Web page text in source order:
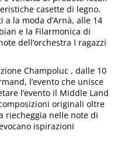
casette di legno.
la moda d’Arnà, alle 14
e la Filarmonica di
dell’orchestra I ragazzi
Champoluc , dalle 10
l’evento che unisce
l’evento il Middle Land
originali oltre
riecheggia nelle note di
ispirazioni